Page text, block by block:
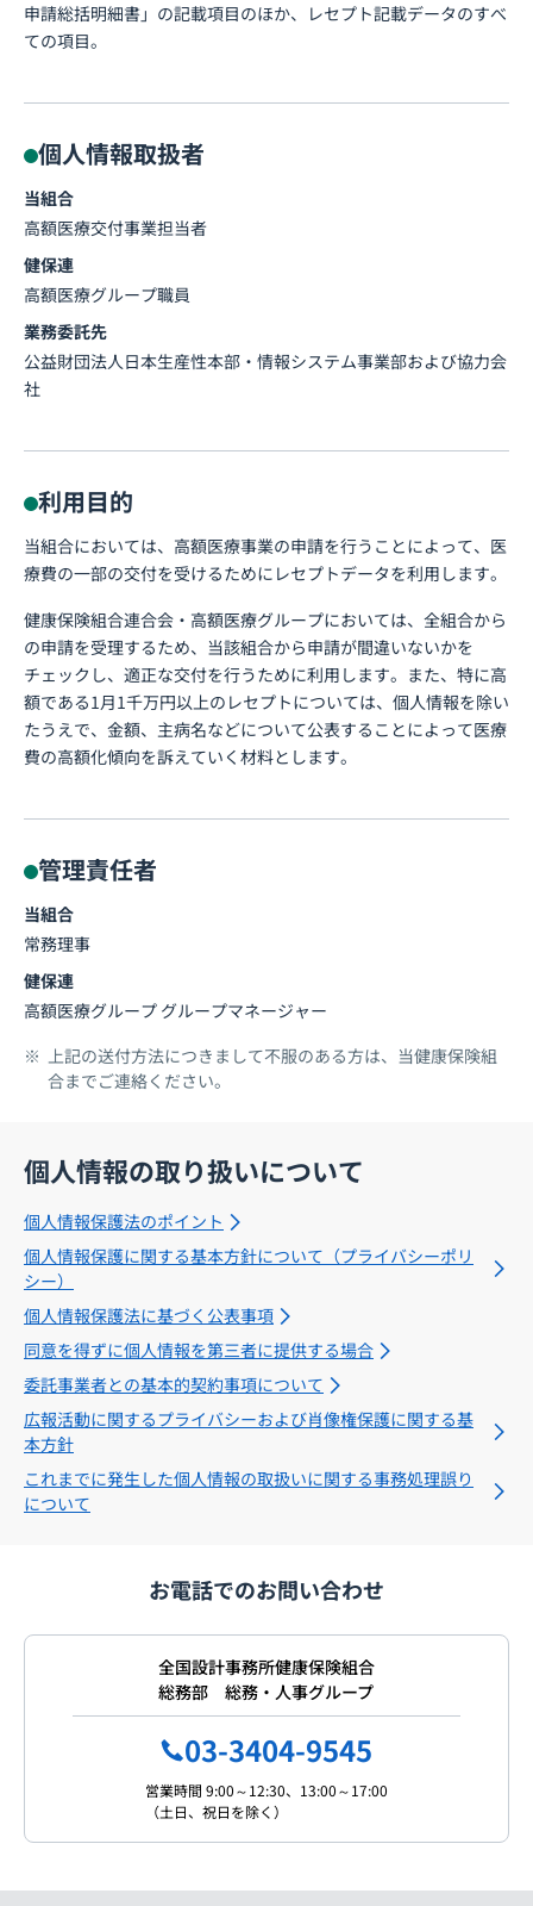
申請総括明細書」の記載項目のほか、レセプト記載データのすべ
ての項目。
個人情報取扱者
当組合
高額医療交付事業担当者
健保連
高額医療グループ職員
業務委託先
公益財団法人日本生産性本部・情報システム事業部および協力会
社
利用目的
当組合においては、高額医療事業の申請を行うことによって、医
療費の一部の交付を受けるためにレセプトデータを利用します。
健康保険組合連合会・高額医療グループにおいては、全組合から
の申請を受理するため、当該組合から申請が間違いないかを
チェックし、適正な交付を行うために利用します。また、特に高
額である1月1千万円以上のレセプトについては、個人情報を除い
たうえで、金額、主病名などについて公表することによって医療
費の高額化傾向を訴えていく材料とします。
管理責任者
当組合
常務理事
健保連
高額医療グループ グループマネージャー
上記の送付方法につきまして不服のある方は、当健康保険組
合までご連絡ください。
個人情報の取り扱いについて
個人情報保護法のポイント
個人情報保護に関する基本方針について（プライバシーポリ
シー）
個人情報保護法に基づく公表事項
同意を得ずに個人情報を第三者に提供する場合
委託事業者との基本的契約事項について
広報活動に関するプライバシーおよび肖像権保護に関する基
本方針
これまでに発生した個人情報の取扱いに関する事務処理誤り
について
お電話でのお問い合わせ
全国設計事務所健康保険組合
総務部 総務・人事グループ
03-3404-9545
営業時間 9:00～12:30、13:00～17:00
（土日、祝日を除く）